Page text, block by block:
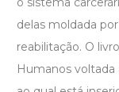
delas moldada
reabilitação. O
Humanos voltada